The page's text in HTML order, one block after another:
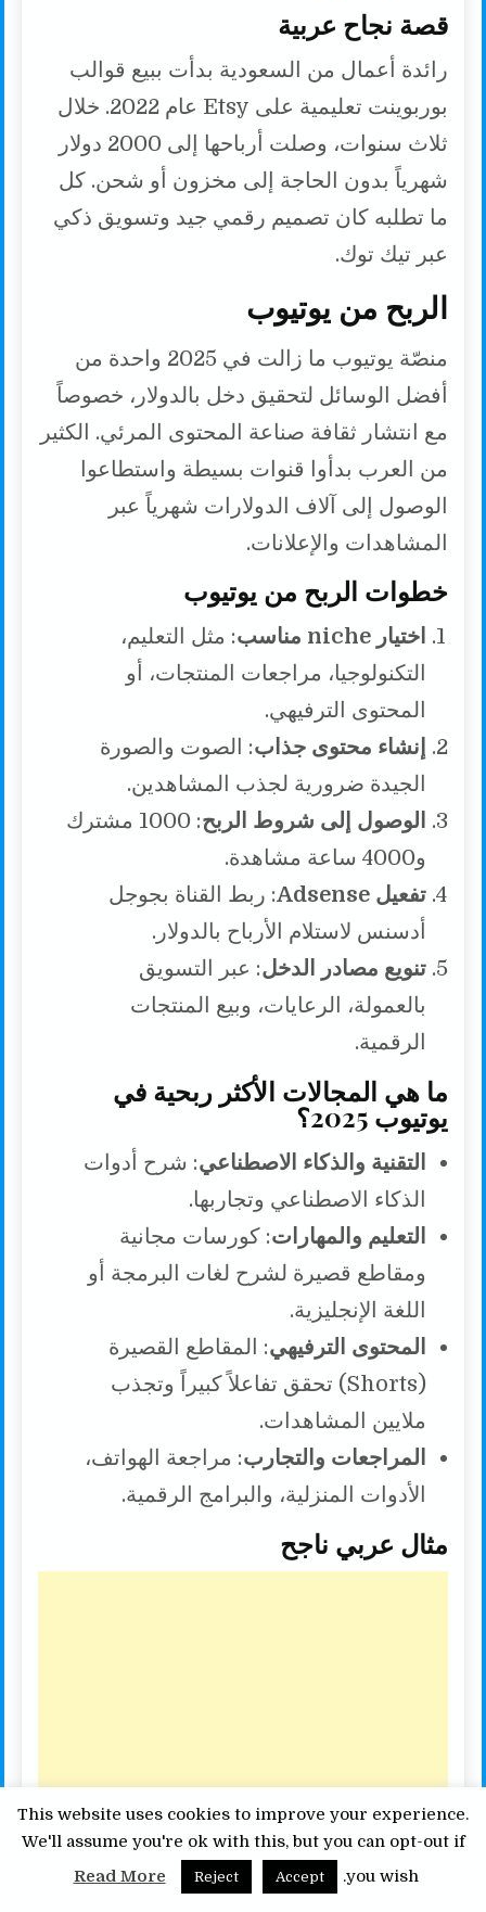
قصة نجاح عربية
رائدة أعمال من السعودية بدأت ببيع قوالب
بوربوينت تعليمية على Etsy عام 2022. خلال
ثلاث سنوات، وصلت أرباحها إلى 2000 دولار
شهرياً بدون الحاجة إلى مخزون أو شحن. كل
ما تطلبه كان تصميم رقمي جيد وتسويق ذكي
عبر تيك توك.
الربح من يوتيوب
منصّة يوتيوب ما زالت في 2025 واحدة من
أفضل الوسائل لتحقيق دخل بالدولار، خصوصاً
مع انتشار ثقافة صناعة المحتوى المرئي. الكثير
من العرب بدأوا قنوات بسيطة واستطاعوا
الوصول إلى آلاف الدولارات شهرياً عبر
المشاهدات والإعلانات.
خطوات الربح من يوتيوب
اختيار niche مناسب
: مثل التعليم،
التكنولوجيا، مراجعات المنتجات، أو
المحتوى الترفيهي.
إنشاء محتوى جذاب: الصوت والصورة
الجيدة ضرورية لجذب المشاهدين.
الوصول إلى شروط الربح
: 1000 مشترك
و4000 ساعة مشاهدة.
تفعيل Adsense
: ربط القناة بجوجل
أدسنس لاستلام الأرباح بالدولار.
تنويع مصادر الدخل: عبر التسويق
بالعمولة، الرعايات، وبيع المنتجات
الرقمية.
ما هي المجالات الأكثر ربحية في
يوتيوب 2025؟
التقنية والذكاء الاصطناعي: شرح أدوات
الذكاء الاصطناعي وتجاربها.
التعليم والمهارات: كورسات مجانية
ومقاطع قصيرة لشرح لغات البرمجة أو
اللغة الإنجليزية.
المحتوى الترفيهي: المقاطع القصيرة
(Shorts) تحقق تفاعلاً كبيراً وتجذب
ملايين المشاهدات.
المراجعات والتجارب: مراجعة الهواتف،
الأدوات المنزلية، والبرامج الرقمية.
مثال عربي ناجح
This website uses cookies to improve your experience.
We'll assume you're ok with this, but you can opt-out if
you wish.
Accept
Reject
Read More